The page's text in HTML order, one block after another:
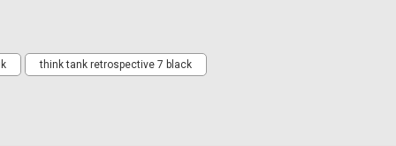
think tank retrospective 7 black